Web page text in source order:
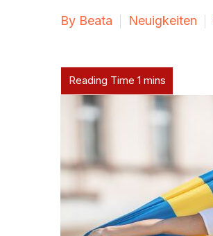
By Beata Neuigkeiten